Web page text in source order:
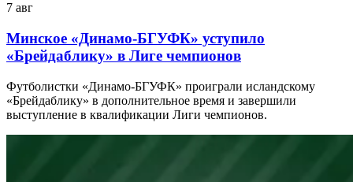
7 авг
Минское «Динамо-БГУФК» уступило
«Брейдаблику» в Лиге чемпионов
Футболистки «Динамо-БГУФК» проиграли исландскому
«Брейдаблику» в дополнительное время и завершили
выступление в квалификации Лиги чемпионов.